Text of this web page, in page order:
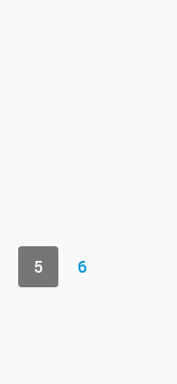
5
6